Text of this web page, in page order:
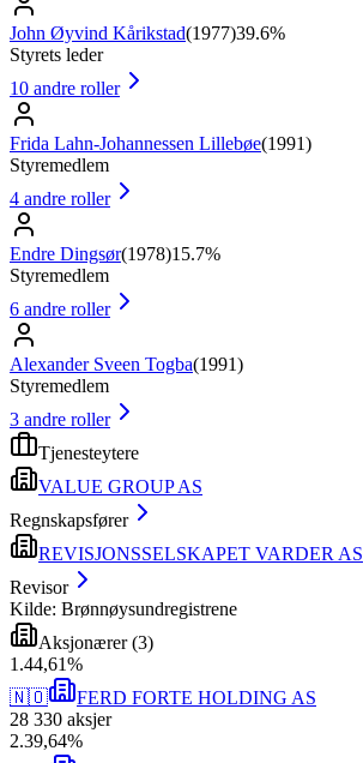
John Øyvind Kårikstad(1977)39.6%
Styrets leder
10 andre roller
Frida Lahn-Johannessen Lillebøe(1991)
Styremedlem
4 andre roller
Endre Dingsør(1978)15.7%
Styremedlem
6 andre roller
Alexander Sveen Togba(1991)
Styremedlem
3 andre roller
Tjenesteytere
VALUE GROUP AS
Regnskapsfører
REVISJONSSELSKAPET VARDER AS
Revisor
Kilde: Brønnøysundregistrene
Aksjonærer(3)
1 .44,61%
🇳🇴
FERD FORTE HOLDING AS
28 330 aksjer
2.39,64%